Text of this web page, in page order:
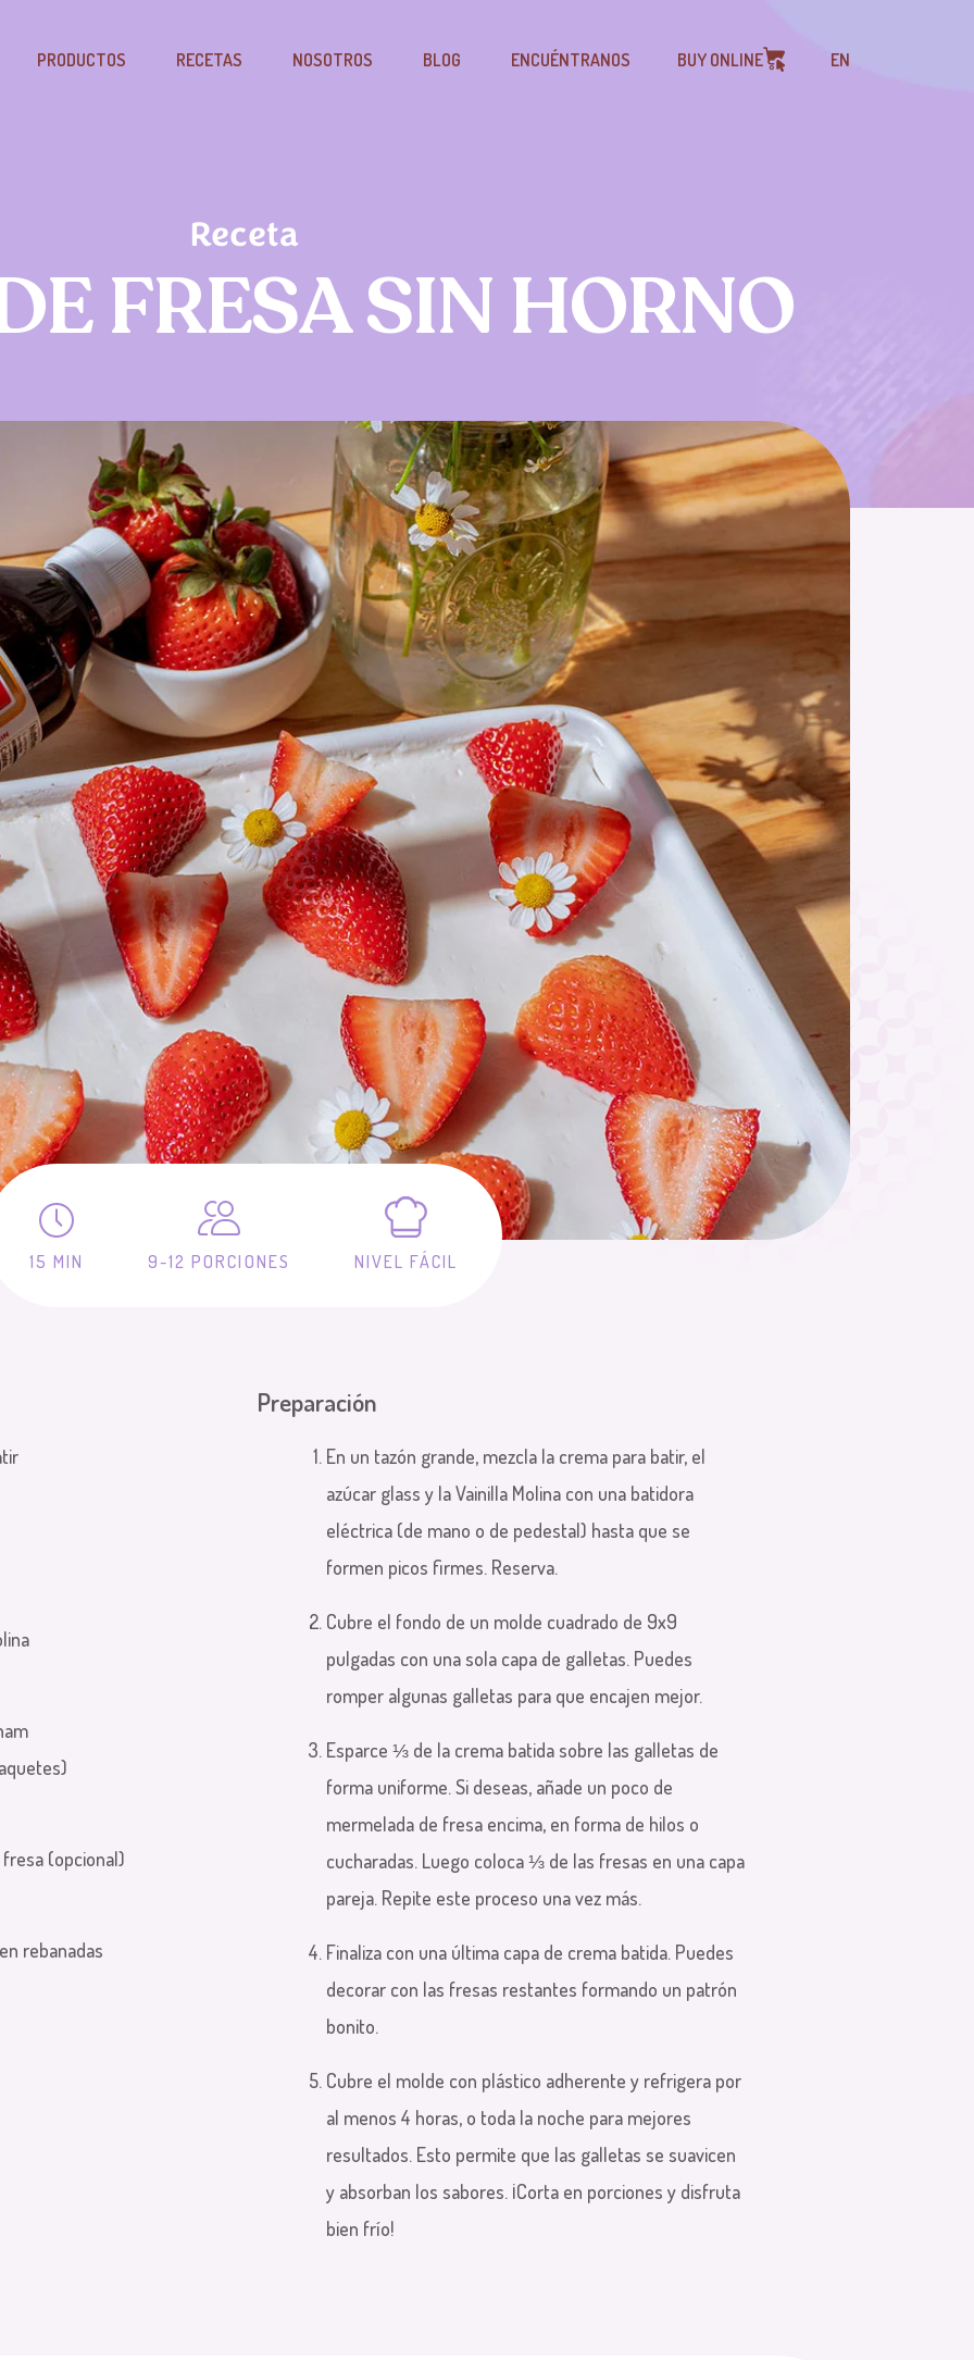
PRODUCTOS RECETAS NOSOTROS BLOG ENCUÉNTRANOS BUY ONLINE EN
Receta
FRESA SIN HORNO
15 MIN 9-12 PORCIONES NIVEL FÁCIL
(opcional)
rebanadas
Preparación
En un tazón grande, mezcla la crema para batir, el
azúcar glass y la Vainilla Molina con una batidora
eléctrica (de mano o de pedestal) hasta que se
formen picos firmes. Reserva.
Cubre el fondo de un molde cuadrado de 9x9
pulgadas con una sola capa de galletas. Puedes
romper algunas galletas para que encajen mejor.
Esparce ⅓ de la crema batida sobre las galletas de
forma uniforme. Si deseas, añade un poco de
mermelada de fresa encima, en forma de hilos o
cucharadas. Luego coloca ⅓ de las fresas en una capa
pareja. Repite este proceso una vez más.
Finaliza con una última capa de crema batida. Puedes
decorar con las fresas restantes formando un patrón
bonito.
Cubre el molde con plástico adherente y refrigera por
al menos 4 horas,o toda la noche para mejores
resultados. Esto permite que las galletas se suavicen
y absorban los sabores. ¡Corta en porciones y disfruta
bien frío!